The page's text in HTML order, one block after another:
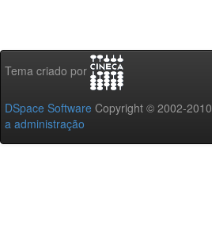
Tema criado por
DSpace Software Copyright © 2002-2010
a administração